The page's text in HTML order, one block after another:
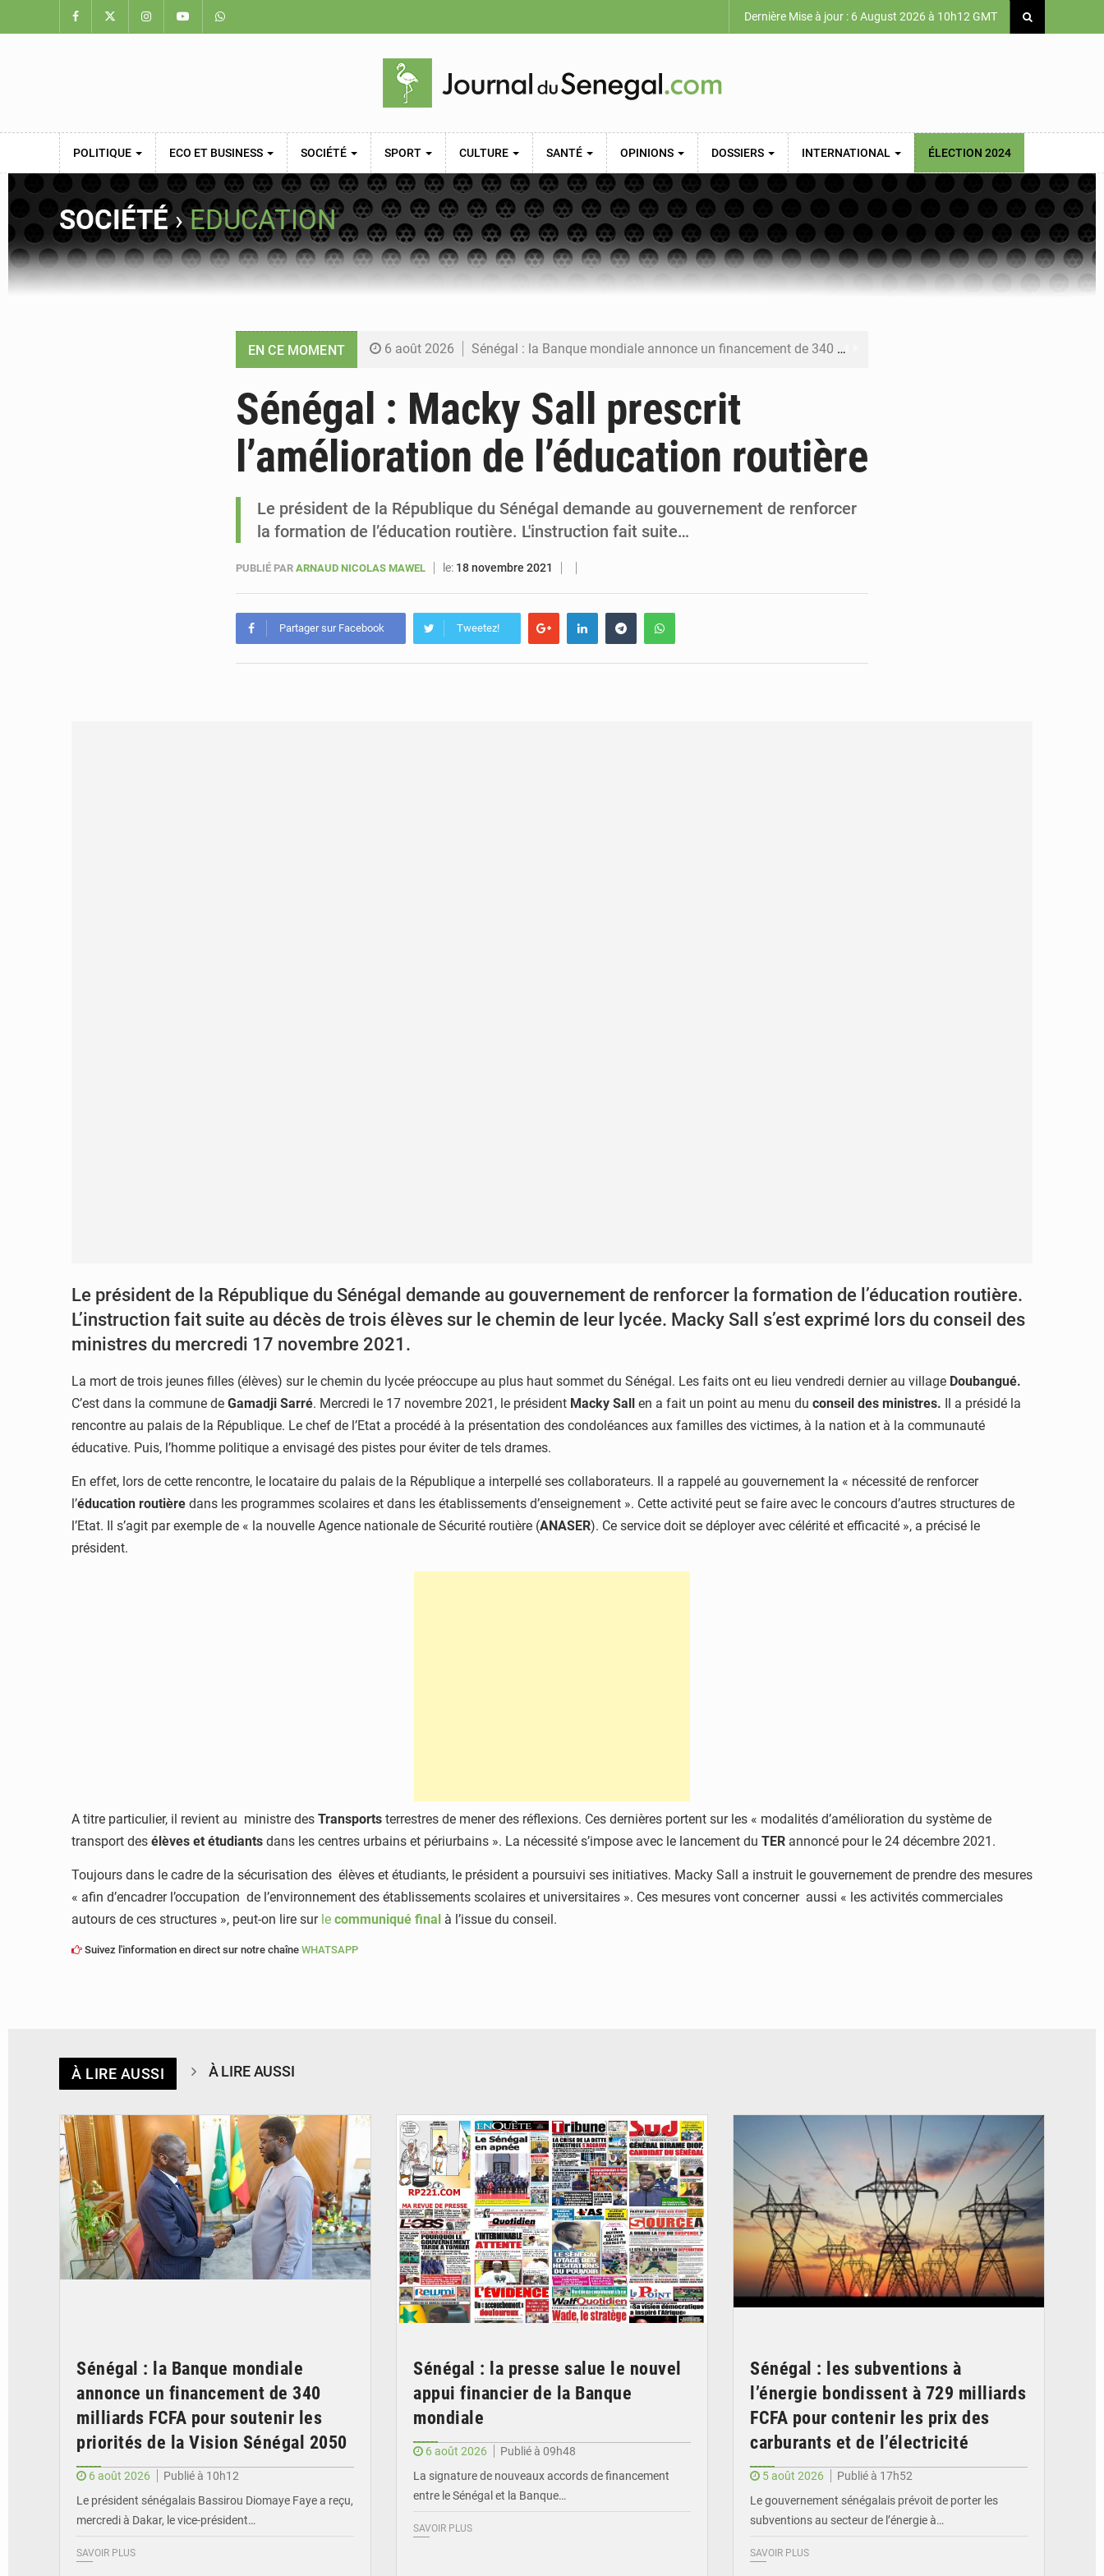
Dernière Mise à jour : 6 August 2026 à 10h12 GMT
POLITIQUE ECO ET BUSINESS SOCIÉTÉ SPORT CULTURE SANTÉ OPINIONS DOSSIERS INTERNATIONAL ÉLECTION 2024
SOCIÉTÉ›EDUCATION
EN CE MOMENT 6 août 2026 Sénégal : la Banque mondiale annonce un financement de 340 milliards FCFA pour soutenir les priorités de la Vision Sénégal 2050
5 août 2026 Sénégal : les subventions à l’énergie bondissent à 729 milliards FCFA pour contenir les prix des carburants et de l’électricité
5 août 2026 Sénégal : le niveau du fleuve Sénégal poursuit sa montée à Podor, les autorités appellent à la vigilance
Sénégal : Macky Sall prescrit
l’amélioration de l’éducation routière
Le président de la République du Sénégal demande au gouvernement de renforcer
la formation de l’éducation routière. L'instruction fait suite…
PUBLIÉ PAR ARNAUD NICOLAS MAWEL le: 18 novembre 2021
Partager sur Facebook Tweetez!
Le président de la République du Sénégal demande au gouvernement de renforcer la formation de l’éducation routière.
L’instruction fait suite au décès de trois élèves sur le chemin de leur lycée. Macky Sall s’est exprimé lors du conseil des
ministres du mercredi 17 novembre 2021.
La mort de trois jeunes filles (élèves) sur le chemin du lycée préoccupe au plus haut sommet du Sénégal. Les faits ont eu lieu vendredi dernier au village Doubangué.
C’est dans la commune de Gamadji Sarré. Mercredi le 17 novembre 2021, le président Macky Sall en a fait un point au menu du conseil des ministres. Il a présidé la
rencontre au palais de la République. Le chef de l’Etat a procédé à la présentation des condoléances aux familles des victimes, à la nation et à la communauté
éducative. Puis, l’homme politique a envisagé des pistes pour éviter de tels drames.
En effet, lors de cette rencontre, le locataire du palais de la République a interpellé ses collaborateurs. Il a rappelé au gouvernement la « nécessité de renforcer
l’éducation routière dans les programmes scolaires et dans les établissements d’enseignement ». Cette activité peut se faire avec le concours d’autres structures de
l’Etat. Il s’agit par exemple de « la nouvelle Agence nationale de Sécurité routière (ANASER). Ce service doit se déployer avec célérité et efficacité », a précisé le
président.
A titre particulier, il revient au ministre des Transports terrestres de mener des réflexions. Ces dernières portent sur les « modalités d’amélioration du système de
transport des élèves et étudiants dans les centres urbains et périurbains ». La nécessité s’impose avec le lancement du TER annoncé pour le 24 décembre 2021.
Toujours dans le cadre de la sécurisation des élèves et étudiants, le président a poursuivi ses initiatives. Macky Sall a instruit le gouvernement de prendre des mesures
« afin d’encadrer l’occupation de l’environnement des établissements scolaires et universitaires ». Ces mesures vont concerner aussi « les activités commerciales
autours de ces structures », peut-on lire sur le communiqué final à l’issue du conseil.
Suivez l'information en direct sur notre chaîne WHATSAPP
À LIRE AUSSI À LIRE AUSSI
Sénégal : la Banque mondiale
annonce un financement de 340
milliards FCFA pour soutenir les
priorités de la Vision Sénégal 2050
6 août 2026
Publié à 10h12
Le président sénégalais Bassirou Diomaye Faye a reçu,
mercredi à Dakar, le vice-président…
SAVOIR PLUS
Sénégal : la presse salue le nouvel
appui financier de la Banque
mondiale
6 août 2026
Publié à 09h48
La signature de nouveaux accords de financement
entre le Sénégal et la Banque…
SAVOIR PLUS
Sénégal : les subventions à
l’énergie bondissent à 729 milliards
FCFA pour contenir les prix des
carburants et de l’électricité
5 août 2026
Publié à 17h52
Le gouvernement sénégalais prévoit de porter les
subventions au secteur de l’énergie à…
SAVOIR PLUS